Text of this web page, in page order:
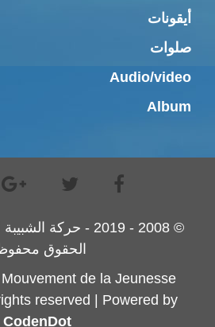
أيقونات
صلوات
Audio/video
Album
© 2008 - 2019 - حركة
الحقوق محفوظة
Mouvement de la Jeunesse
rights reserved | Powered by
CodenDot